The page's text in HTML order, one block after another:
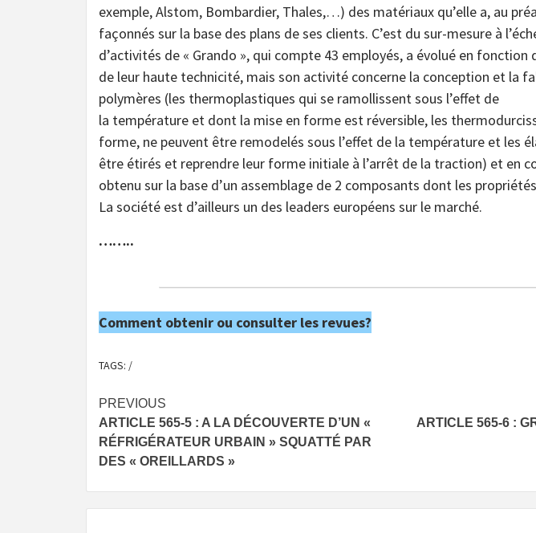
exemple, Alstom, Bombardier, Thales,…) des matériaux qu’elle a, au
façonnés sur la base des plans de ses clients. C’est du sur-mesure à
d’activités de « Grando », qui compte 43 employés, a évolué en
de leur haute technicité, mais son activité concerne la conception et la
polymères (les thermoplastiques qui se ramollissent sous l’effet de
la température et dont la mise en forme est réversible, les
forme, ne peuvent être remodelés sous l’effet de la température et les
être étirés et reprendre leur forme initiale à l’arrêt de la traction) et en
obtenu sur la base d’un assemblage de 2 composants dont les
La société est d’ailleurs un des leaders européens sur le marché.
……..
Comment obtenir ou consulter les revues?
TAGS: /
Post
navigation
PREVIOUS
ARTICLE 565-5 : A LA DÉCOUVERTE D’UN «
RÉFRIGÉRATEUR URBAIN » SQUATTÉ PAR
DES « OREILLARDS »
ARTICLE 565-6 :